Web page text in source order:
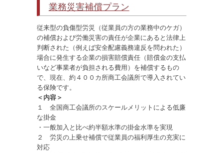
業務災害補償プラン
従来型の負傷型労災（従業員の方の業務中のケガ）
の補償および労働災害の責任が企業にあると法律上
判断された（例えば安全配慮義務違反を問われた）
場合に発生する企業の損害賠償責任（賠償金の支払
いなど事業者が負担される費用）を補償するもの
で、現在、約４００カ所商工会議所で導入されてい
る保険です。
＜内容＞
１ 全国商工会議所のスケールメリットによる低廉
な掛金
・一般加入と比べ約半額水準の掛金水準を実現
２ 労災の上乗せ補償で従業員の福利厚生の充実に
対応